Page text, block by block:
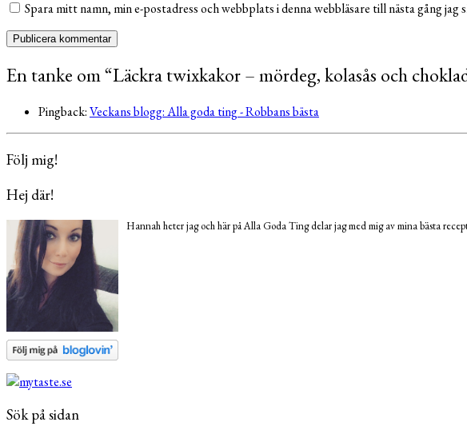
Spara mitt namn, min e-postadress och webbplats i denna webbläsare till nästa gång jag
En tanke om “Läckra twixkakor – mördeg, kolasås och
Pingback:Veckans blogg: Alla goda ting - Robbans bästa
Följ mig!
Hej där!
Hannah heter jag och här på Alla Goda Ting delar jag med mig av mina bästa
Sök på sidan